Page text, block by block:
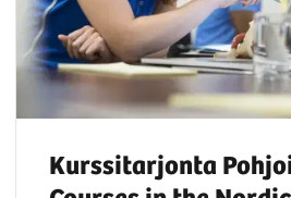
Kurssitarjonta